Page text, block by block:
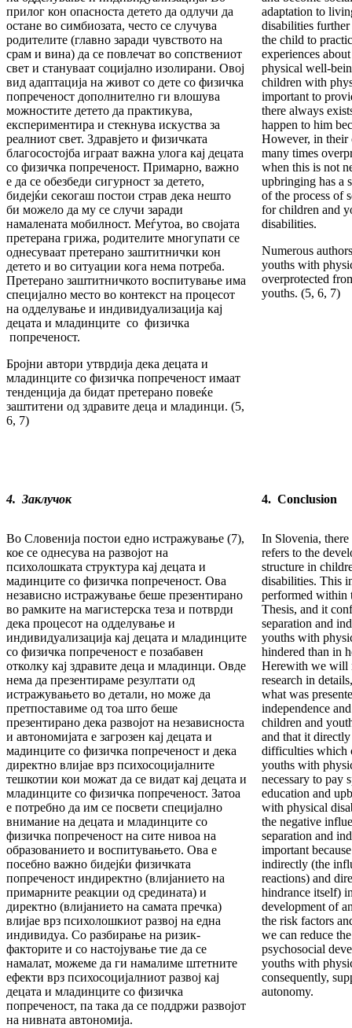
прилог кон опасноста детето да одлучи да
остане во симбиозата, често се случува
родителите (главно заради чувството на
срам и вина) да се повлечат во сопствениот
свет и стануваат социјално изолирани. Овој
вид адаптација на живот со дете со физичка
попреченост дополнително ги влошува
можностите детето да практикува,
експериментира и стекнува искуства за
реалниот свет. Здравјето и физичката
благосостојба играат важна улога кај децата
со физичка попреченост. Примарно, важно
е да се обезбеди сигурност за детето,
бидејќи секогаш постои страв дека нешто
би можело да му се случи заради
намалената мобилност. Меѓутоа, во својата
претерана грижа, родителите многупати се
однесуваат претерано заштитнички кон
детето и во ситуации кога нема потреба.
Претерано заштитничкото воспитување има
специјално место во контекст на процесот
на одделување и индивидуализација кај
децата и младинците со физичка
попреченост.
Бројни автори утврдија дека децата и
младинците со физичка попреченост имаат
тенденција да бидат претерано повеќе
заштитени од здравите деца и младинци. (5,
6, 7)
adaptation to
disabilities
the child to
experiences
physical well-
children with
important to
there always
happen to him
However, in their
many times
when this is not
upbringing has a
of the process of
for children and
disabilities.
Numerous
youths with
overprotected
youths. (5, 6, 7)
4. Заклучок 4. Conclusion
Во Словенија постои едно истражување (7),
кое се однесува на развојот на
психолошката структура кај децата и
мадинците со физичка попреченост. Ова
независно истражување беше презентирано
во рамките на магистерска теза и потврди
дека процесот на одделување и
индивидуализација кај децата и младинците
со физичка попреченост е позабавен
отколку кај здравите деца и младинци. Овде
нема да презентираме резултати од
истражувањето во детали, но може да
претпоставиме од тоа што беше
презентирано дека развојот на независноста
и автономијата е загрозен кај децата и
мадинците со физичка попреченост и дека
директно влијае врз психосоцијалните
тешкотии кои можат да се видат кај децата и
младинците со физичка попреченост. Затоа
е потребно да им се посвети специјално
внимание на децата и младинците со
физичка попреченост на сите нивоа на
образованието и воспитувањето. Ова е
посебно важно бидејќи физичката
попреченост индиректно (влијанието на
примарните реакции од средината) и
директно (влијанието на самата пречка)
влијае врз психолошкиот развој на една
индивидуа. Со разбирање на ризик-
факторите и со настојување тие да се
намалат, можеме да ги намалиме штетните
ефекти врз психосоцијалниот развој кај
децата и младинците со физичка
попреченост, па така да се поддржи развојот
на нивната автономија.
In Slovenia,
refers to the
structure in
disabilities. This
performed within
Thesis, and it
separation and
youths with
hindered than in
Herewith we will
research in
what was
independence
children and
and that it
difficulties which
youths with
necessary to pay
education and
with physical
the negative
separation and
important
indirectly (the
reactions) and
hindrance itself)
development of
the risk factors
we can reduce
psychosocial
youths with
consequently,
autonomy.